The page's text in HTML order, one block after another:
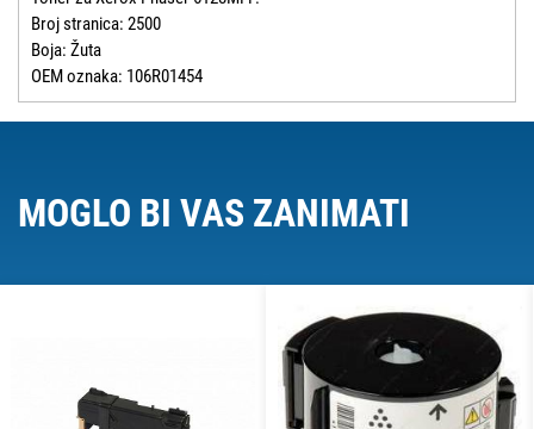
Broj stranica: 2500
Boja: Žuta
OEM oznaka: 106R01454
MOGLO BI VAS ZANIMATI